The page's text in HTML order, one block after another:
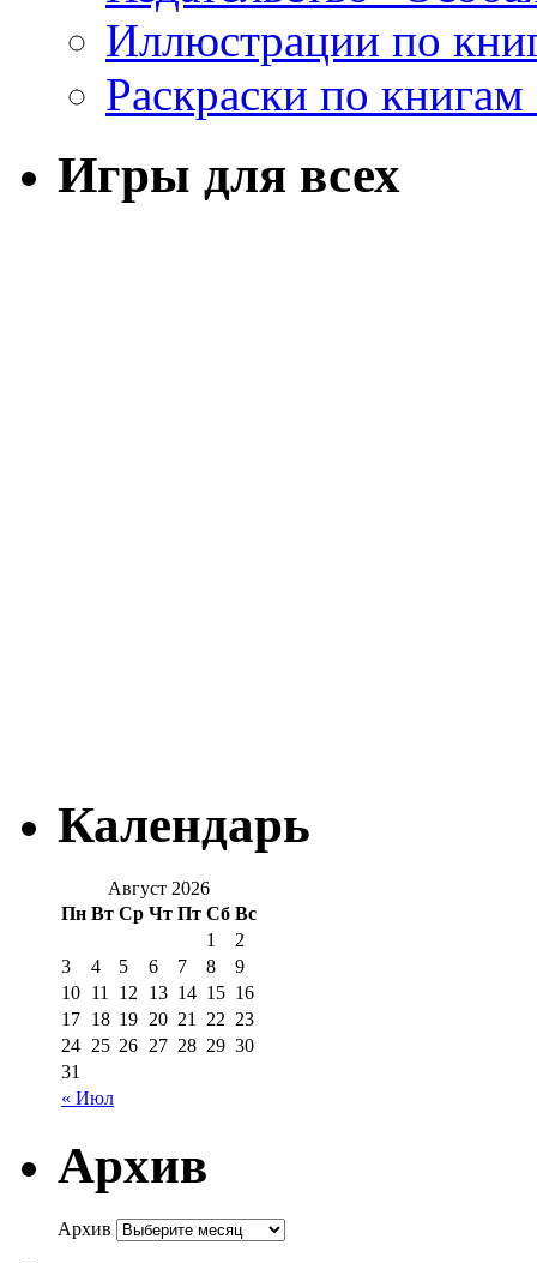
Иллюстрации по
Раскраски по
Игры для всех
Календарь
Август 2026
Пн Вт Ср Чт Пт Сб Вс
« Июл
1
2
3
4 5 6 7 8
9
10 11 12 13 14 15 16
17 18 19 20 21 22 23
24 25 26 27 28 29 30
31
Архив
Архив